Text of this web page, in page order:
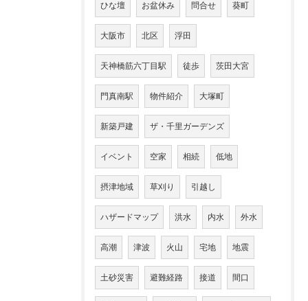
ひな壇 お盆休み 問合せ 葵町
大阪市 北区 浮田
天神橋筋六丁目駅 徒歩 茨田大宮
門真南駅 物件紹介 大塚町
新築戸建 ザ・千里ガーデンズ
イベント 空家 相続 低地
摂津地域 草刈り 引越し
ハザードマップ 洪水 内水 外水
高潮 津波 火山 宅地 地震
土砂災害 避難経路 接道 間口